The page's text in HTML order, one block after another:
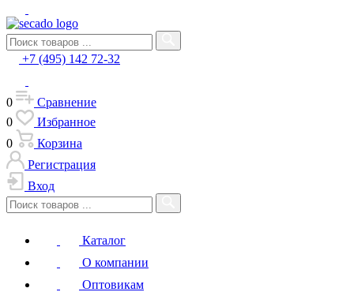
+7 (495) 142 72-32
0
Сравнение
0
Избранное
0
Корзина
Регистрация
Вход
Каталог
О компании
Оптовикам